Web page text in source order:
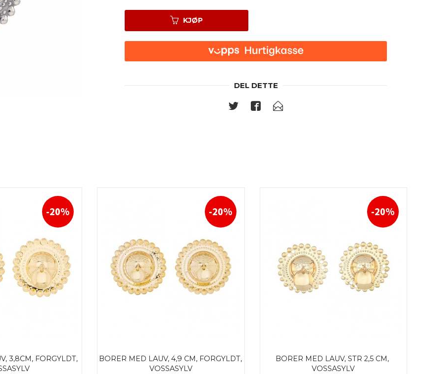
KJØP
DEL DETTE
3,8CM, FORGYLDT,
-20%
BORER MED LAUV, 4,9 CM, FORGYLDT,
VOSSASYLV
-20%
BORER MED LAUV, STR 2,5 CM,
VOSSASYLV
-20%